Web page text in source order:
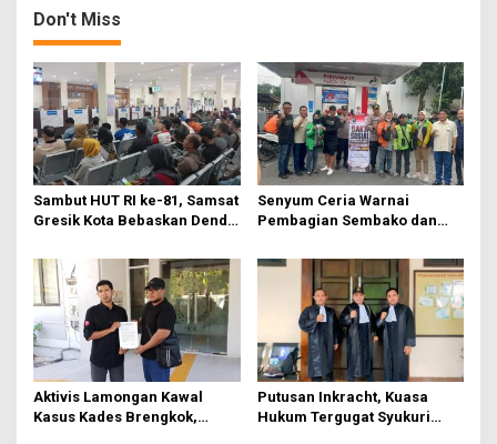
e
j
a
t
i
n
a
v
i
g
a
t
i
o
n
Don't Miss
Sambut HUT RI ke-81, Samsat
Gresik Kota Bebaskan Denda
Senyum Ceria Warnai
Pembagian Sembako dan
Gresik
Aktivis Lamongan Kawal
Kasus Kades Brengkok,
Putusan Inkracht, Kuasa
Hukum Tergugat Syukuri